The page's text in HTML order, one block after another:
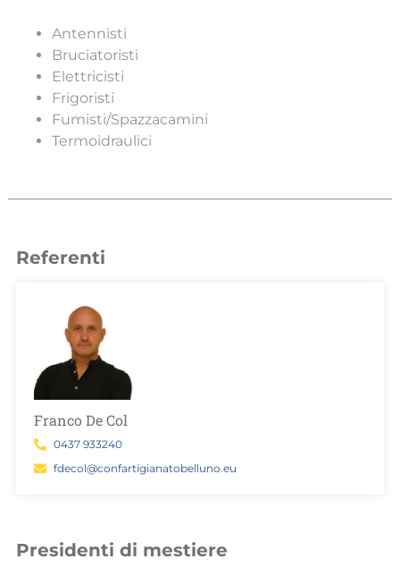
Antennisti
Bruciatoristi
Elettricisti
Frigoristi
Fumisti/Spazzacamini
Termoidraulici
Referenti
Franco De Col
0437 933240
fdecol@confartigianatobelluno.eu
Presidenti di mestiere